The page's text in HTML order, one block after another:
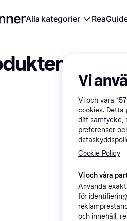
Alla kategorier Rea
Vi
Vi och våra 157
cookies. Detta
ditt samtycke,
preferenser
Cookie Policy
Vi och våra
Använda
för
och innehåll,